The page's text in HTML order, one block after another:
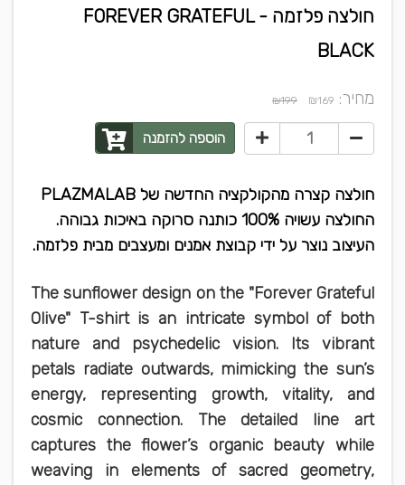
חולצה פלזמה FOREVER GRATEFUL -
BLACK
מחיר: ₪169
₪199
הוספה להזמנה
PLAZMALAB חולצה קצרה מהקולקציה החדשה של
.החולצה עשויה 100% כותנה סרוקה באיכות גבוהה
.העיצוב נוצר על ידי קבוצת אמנים ומעצבים מבית פלזמה
The sunflower design on the "Forever Grateful
Olive" T-shirt is an intricate symbol of both
nature and psychedelic vision. Its vibrant
petals radiate outwards, mimicking the sun’s
energy, representing growth, vitality, and
cosmic connection. The detailed line art
captures the flower’s organic beauty while
weaving in elements of sacred geometry,